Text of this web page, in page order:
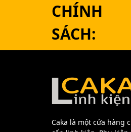
CHÍNH
SÁCH:
Caka là một cửa hàng